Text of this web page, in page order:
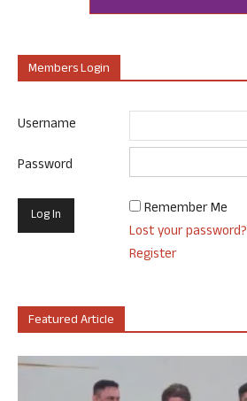
Members Login
Username
Password
Remember Me
Lost your password?
Register
Featured Article